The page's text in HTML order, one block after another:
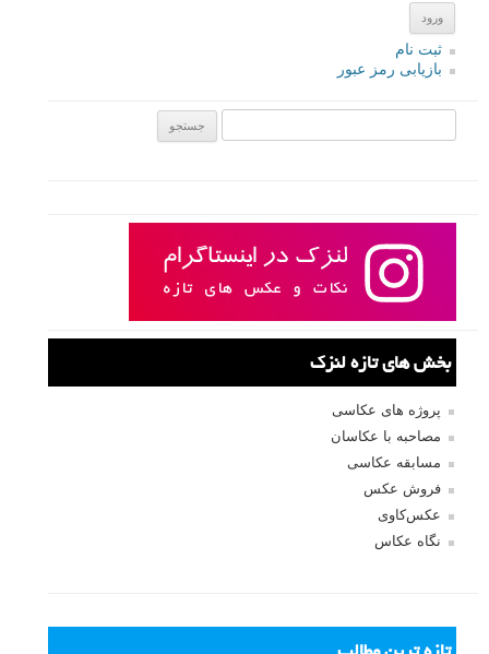
ثبت نام
بازیابی رمز عبور
بخش های تازه لنزک
پروژه های عکاسی
مصاحبه با عکاسان
مسابقه عکاسی
فروش عکس
عکس‌کاوی
نگاه عکاس